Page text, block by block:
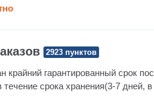
2923 пунктов
крайний гарантированный срок
срока хранения(3-7